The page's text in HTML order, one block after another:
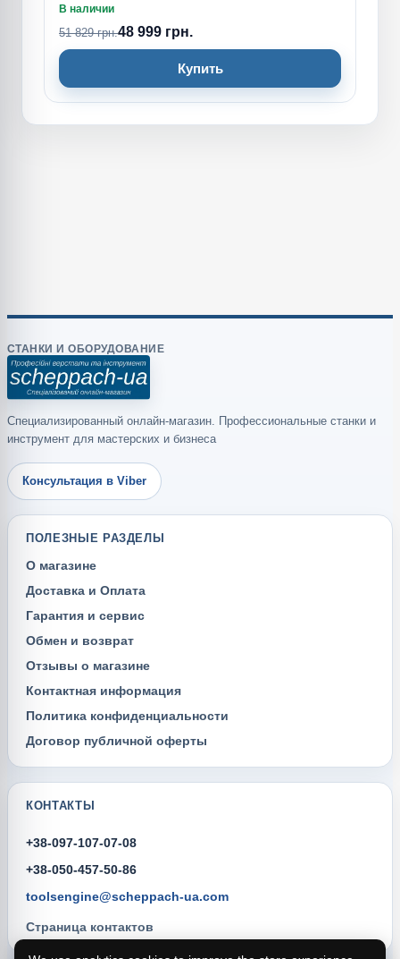
В наличии
51 829 грн.48 999 грн.
Купить
СТАНКИ И ОБОРУДОВАНИЕ
Специализированный онлайн-магазин. Профессиональные станки и
инструмент для мастерских и бизнеса
Консультация в Viber
ПОЛЕЗНЫЕ РАЗДЕЛЫ
О магазине
Доставка и Оплата
Гарантия и сервис
Обмен и возврат
Отзывы о магазине
Контактная информация
Политика конфиденциальности
Договор публичной оферты
КОНТАКТЫ
+38-097-107-07-08
+38-050-457-50-86
toolsengine@scheppach-ua.com
Страница контактов